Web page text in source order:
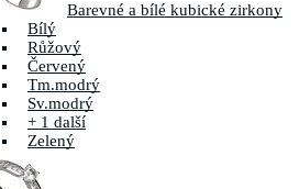
Barevné a bílé kubické zirkony
Bílý
Růžový
Červený
Tm.modrý
Sv.modrý
+ 1 další
Zelený